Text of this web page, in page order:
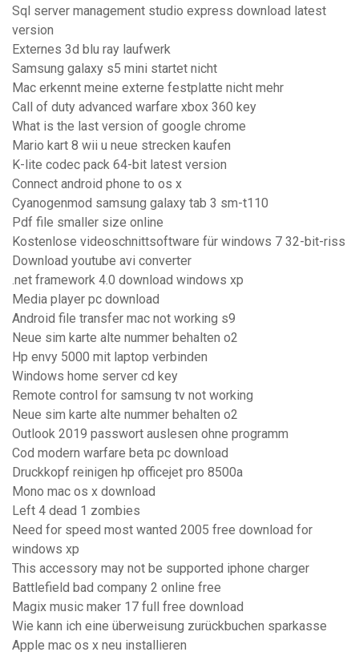
Sql server management studio express download latest
version
Externes 3d blu ray laufwerk
Samsung galaxy s5 mini startet nicht
Mac erkennt meine externe festplatte nicht mehr
Call of duty advanced warfare xbox 360 key
What is the last version of google chrome
Mario kart 8 wii u neue strecken kaufen
K-lite codec pack 64-bit latest version
Connect android phone to os x
Cyanogenmod samsung galaxy tab 3 sm-t110
Pdf file smaller size online
Kostenlose videoschnittsoftware für windows 7 32-bit-riss
Download youtube avi converter
.net framework 4.0 download windows xp
Media player pc download
Android file transfer mac not working s9
Neue sim karte alte nummer behalten o2
Hp envy 5000 mit laptop verbinden
Windows home server cd key
Remote control for samsung tv not working
Neue sim karte alte nummer behalten o2
Outlook 2019 passwort auslesen ohne programm
Cod modern warfare beta pc download
Druckkopf reinigen hp officejet pro 8500a
Mono mac os x download
Left 4 dead 1 zombies
Need for speed most wanted 2005 free download for
windows xp
This accessory may not be supported iphone charger
Battlefield bad company 2 online free
Magix music maker 17 full free download
Wie kann ich eine überweisung zurückbuchen sparkasse
Apple mac os x neu installieren